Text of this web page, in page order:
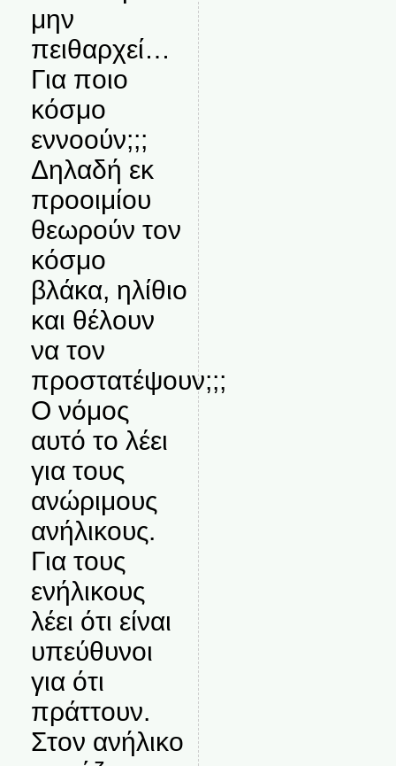
μην
πειθαρχεί…
Για ποιο
κόσμο
εννοούν;;;
Δηλαδή εκ
προοιμίου
θεωρούν τον
κόσμο
βλάκα, ηλίθιο
και θέλουν
να τον
προστατέψουν;;;
Ο νόμος
αυτό το λέει
για τους
ανώριμους
ανήλικους.
Για τους
ενήλικους
λέει ότι είναι
υπεύθυνοι
για ότι
πράττουν.
Στον ανήλικο